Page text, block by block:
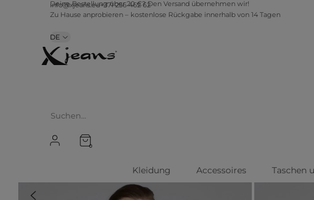
info@xjeans.eu+371 256 462 62
Deine Bestellung über 20 €? Den Versand übernehmen wir!
DE
0
Kleidung Accessoires Taschen